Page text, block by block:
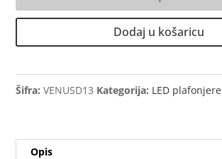
mikrovalnim
Venus
,
količina
Dodaj u košaricu
Šifra:VENUSD13 Kategorija: LED plafonjere
Opis